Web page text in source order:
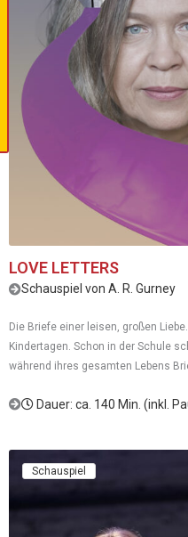
LOVE LETTERS
Schauspiel von A. R. Gurney
Die Briefe einer leisen, großen
Kindertagen. Schon in der Schule
während ihres gesamten Lebens
Dauer: ca. 140 Min. (inkl.
Schauspiel